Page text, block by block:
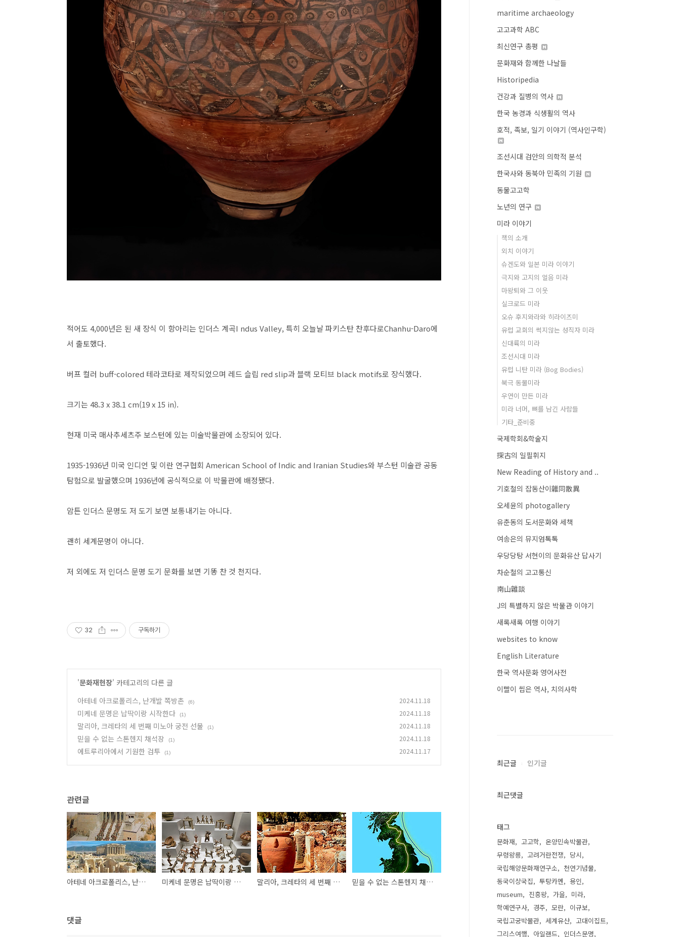
적어도 4,000년은 된 새 장식 이 항아리는 인더스 계곡I ndus Valley, 특히 오늘날 파키스탄 찬후다로Chanhu-Daro에
서 출토했다.
버프 컬러 buff-colored 테라코타로 제작되었으며 레드 슬립 red slip과 블랙 모티브 black motifs로 장식했다.
크기는 48.3 x 38.1 cm(19 x 15 in).
현재 미국 매사추세츠주 보스턴에 있는 미술박물관에 소장되어 있다.
1935-1936년 미국 인디언 및 이란 연구협회 American School of Indic and Iranian Studies와 부스턴 미술관 공동
탐험으로 발굴했으며 1936년에 공식적으로 이 박물관에 배정됐다.
암튼 인더스 문명도 저 도기 보면 보통내기는 아니다.
괜히 세계문명이 아니다.
저 외에도 저 인더스 문명 도기 문화를 보면 기똥 찬 것 천지다.
32 구독하기
'문화재현장' 카테고리의 다른 글
아테네 아크로폴리스, 난개발 쪽방촌
(6) 2024.11.18
미케네 문명은 납딱이랑 시작한다 (1) 2024.11.18
말리아, 크레타의 세 번째 미노아 궁전 선물 (1) 2024.11.18
믿을 수 없는 스톤헨지 채석장 (1) 2024.11.18
에트루리아에서 기원한 검투 (1) 2024.11.17
관련글
아테네 아크로폴리스, 난개발 쪽방촌 미케네 문명은 납딱이랑 시작한다 말리아, 크레타의 세 번째 미노아 궁전 선물 믿을 수 없는 스톤헨지 채석장
댓글
maritime archaeology
고고과학 ABC
최신연구 총평
문화재와 함께한 나날들
Historipedia
건강과 질병의 역사
한국 농경과 식생활의 역사
호적, 족보, 일기 이야기 (역사인구학)
조선시대 검안의 의학적 분석
한국사와 동북아 민족의 기원
동물고고학
노년의 연구
미라 이야기
책의 소개
외치 이야기
슈겐도와 일본 미라 이야기
극지와 고지의 얼음 미라
마왕퇴와 그 이웃
실크로드 미라
오슈 후지와라와 히라이즈미
유럽 교회의 썩지않는 성직자 미라
신대륙의 미라
조선시대 미라
유럽 니탄 미라 (Bog Bodies)
북극 동물미라
우연이 만든 미라
미라 너머, 뼈를 남긴 사람들
기타_준비중
국제학회&학술지
探古의 일필휘지
New Reading of History and ..
기호철의 잡동산이雜同散異
오세윤의 photogallery
유춘동의 도서문화와 세책
여송은의 뮤지엄톡톡
우당당탕 서현이의 문화유산 답사기
차순철의 고고통신
南山雜談
J의 특별하지 않은 박물관 이야기
새록새록 여행 이야기
websites to know
English Literature
한국 역사문화 영어사전
이빨이 씹은 역사, 치의사학
최근글 인기글
최근댓글
태그
문화재 고고학
온양민속박물관
무령왕릉
고려거란전쟁
당시
국립해양문화재연구소
천연기념물
동국이상국집
투탕카멘
용인
museum
진흥왕 가을
미라
학예연구사
경주 모란
이규보
국립고궁박물관
세계유산
고대이집트
그리스여행
아일랜드 인더스문명